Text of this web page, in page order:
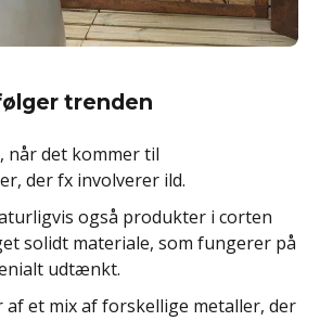
trenden
når det kommer til
der fx involverer ild.
også produkter i corten
solidt materiale, som fungerer på
udtænkt.
af et mix af forskellige metaller, der